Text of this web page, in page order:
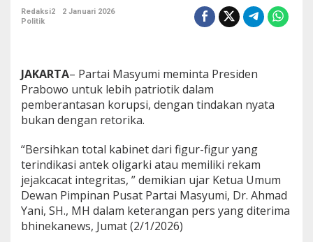
a
L
e
b
i
a
t
r
i
t
i
Redaksi2
2 Januari 2026
Politik
JAKARTA– Partai Masyumi meminta Presiden
Prabowo untuk lebih patriotik dalam
pemberantasan korupsi, dengan tindakan nyata
bukan dengan retorika.
“Bersihkan total kabinet dari figur-figur yang
terindikasi antek oligarki atau memiliki rekam
jejakcacat integritas, ” demikian ujar Ketua Umum
Dewan Pimpinan Pusat Partai Masyumi, Dr. Ahmad
Yani, SH., MH dalam keterangan pers yang diterima
bhinekanews, Jumat (2/1/2026)